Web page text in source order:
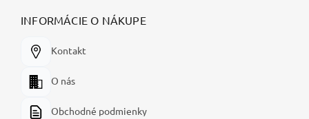
INFORMÁCIE O NÁKUPE
Kontakt
O nás
Obchodné podmienky